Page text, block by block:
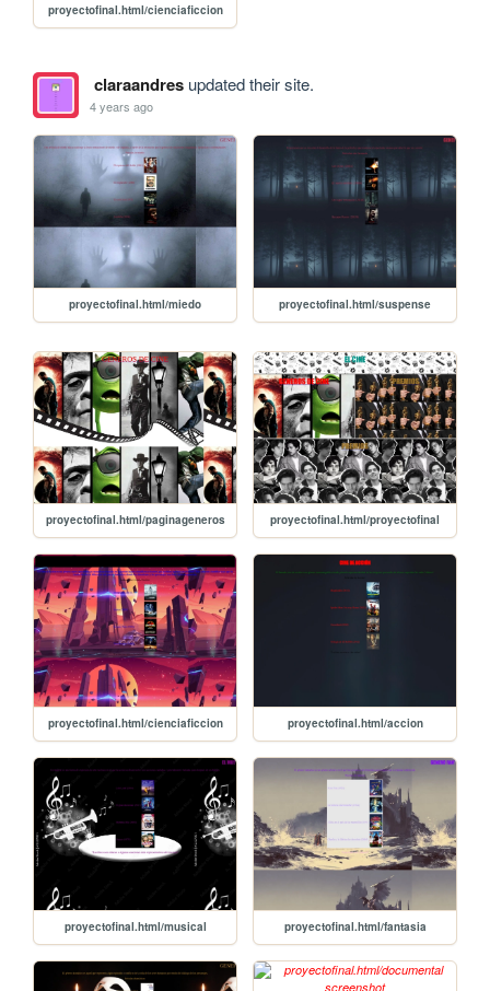
proyectofinal.html/cienciaficcion
claraandresupdated their site.
4 years ago
proyectofinal.html/miedo proyectofinal.html/suspense
proyectofinal.html/paginageneros proyectofinal.html/proyectofinal
proyectofinal.html/cienciaficcion proyectofinal.html/accion
proyectofinal.html/musical proyectofinal.html/fantasia